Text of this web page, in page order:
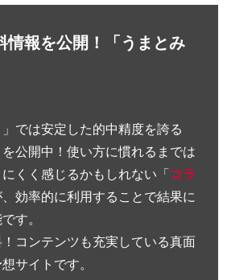
情報を公開！「うまとみ
」では安定した的中精度を誇る
を公開中！使い方に慣れるまでは
くく感じるかもしれない「コラ
、効率的に利用することで結果に
す。
コンテンツも充実している真面
サイトです。